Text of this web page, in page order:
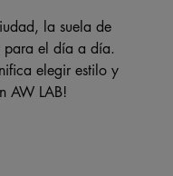
la suela de
para el día a día.
elegir estilo y
AW LAB!